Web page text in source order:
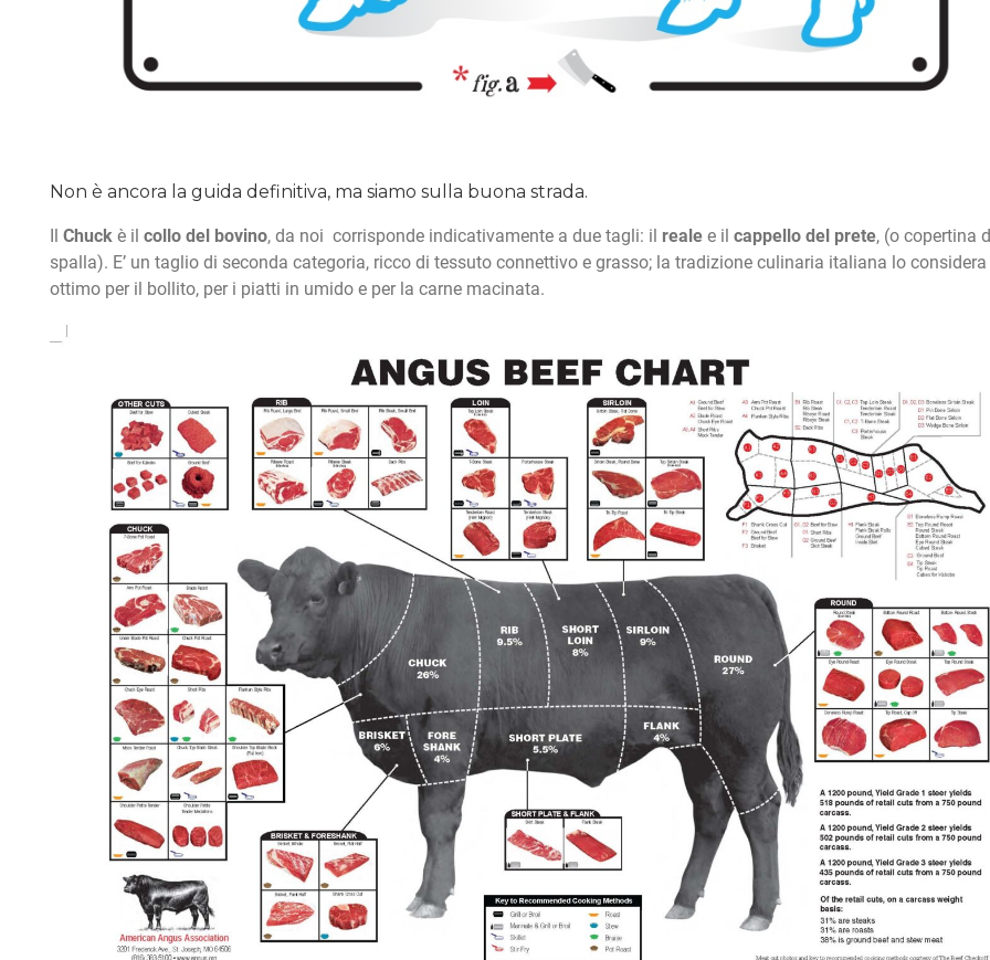
Non è ancora la guida definitiva, ma siamo sulla buona strada.
Il Chuck è il collo del bovino, da noi corrisponde indicativamente a due tagli: il realee il cappello del prete, (o copertina
spalla). E’ un taglio di seconda categoria, ricco di tessuto connettivo e grasso; la tradizione culinaria italiana lo considera
ottimo per il bollito, per i piatti in umido e per la carne macinata.